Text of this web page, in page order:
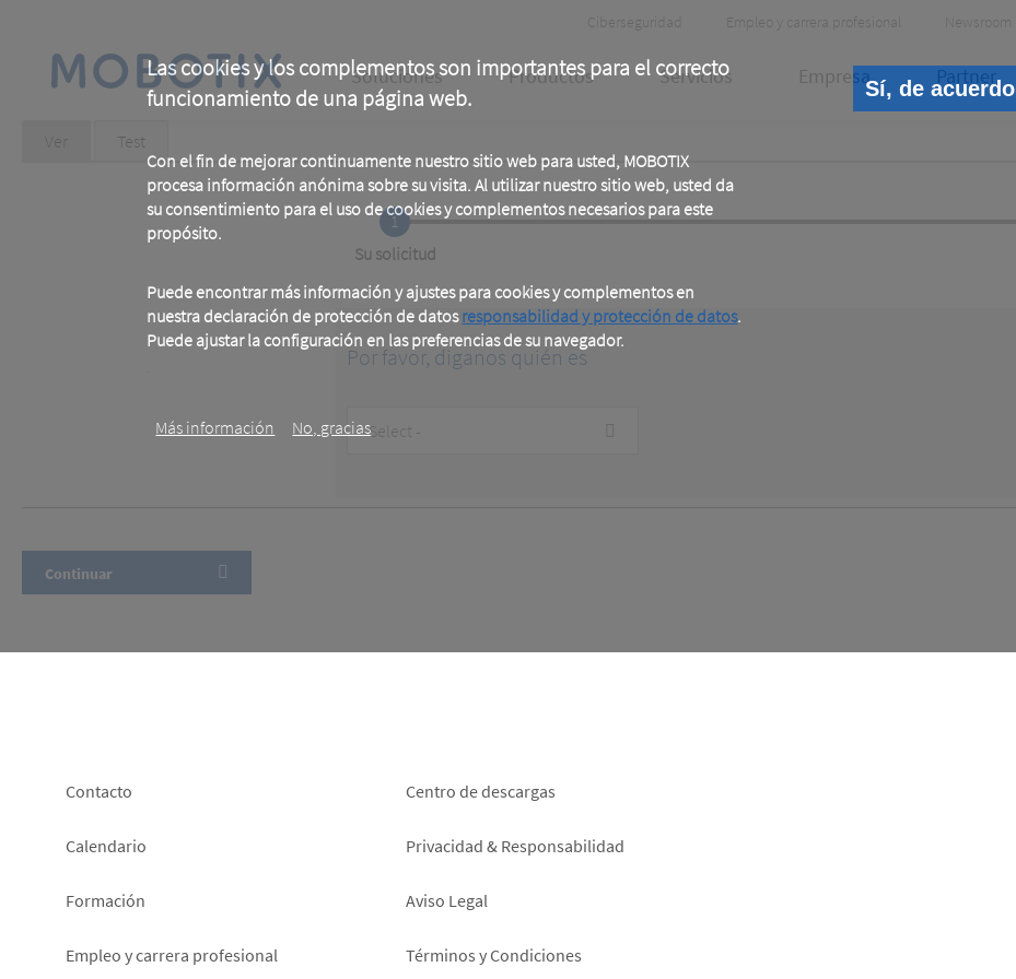
Las cookies y los complementos son importantes para el correcto
funcionamiento de una página web.
Con el fin de mejorar continuamente nuestro sitio web para usted, MOBOTIX
procesa información anónima sobre su visita. Al utilizar nuestro sitio web, usted da
su consentimiento para el uso de cookies y complementos necesarios para este
propósito.
Puede encontrar más información y ajustes para cookies y complementos en
nuestra declaración de protección de datosresponsabilidad y protección de datos.
Puede ajustar la configuración en las preferencias de su navegador.
Más información No, gracias
Sí, de acuerdo
content
Header
Meta
Ciberseguridad Empleo y carrera profesional Newsroom
Main
navigation
Soluciones Productos Servicios Empresa Partner
Primary
Ver Test
1
Current
Su solicitud
Por favor, diganos quién es
Customer
Type
Footer
left
Contacto
Calendario
Formación
Empleo y carrera profesional
Footer
right
Centro de descargas
Privacidad & Responsabilidad
Aviso Legal
Términos y Condiciones